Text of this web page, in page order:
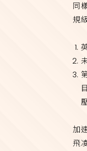
同
規
加
飛